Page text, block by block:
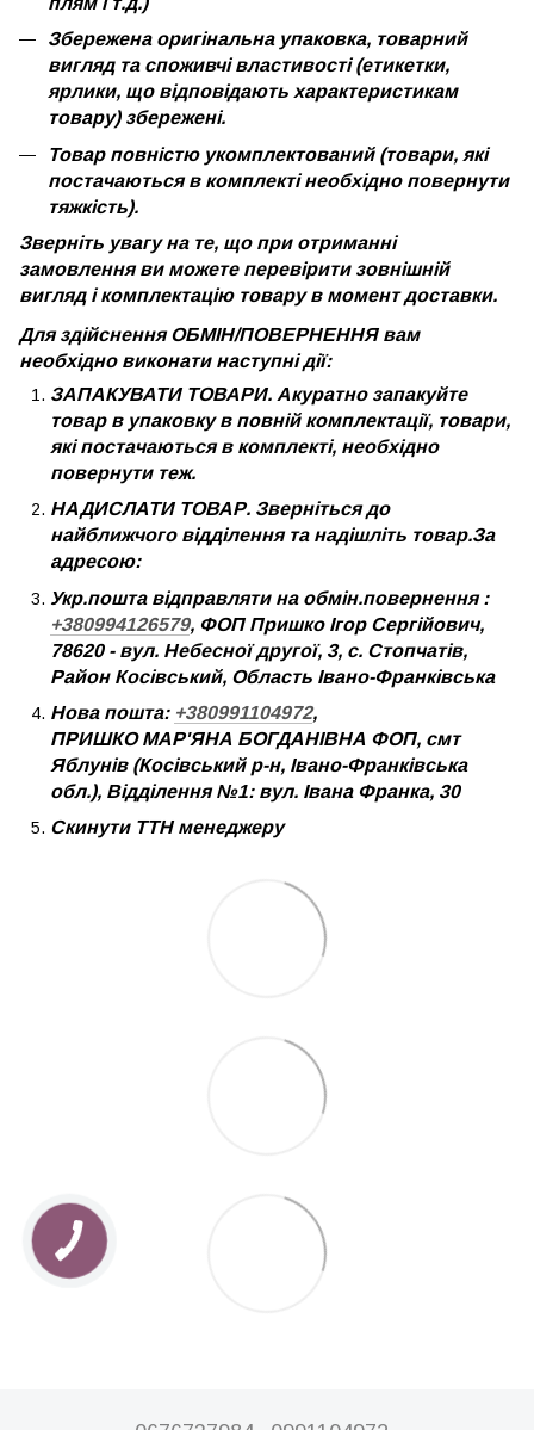
Збережена оригінальна упаковка, товарний
вигляд та споживчі властивості (етикетки,
ярлики, що відповідають характеристикам
товару) збережені.
Товар повністю укомплектований (товари, які
постачаються в комплекті необхідно повернути
тяжкість).
Зверніть увагу на те, що при отриманні
замовлення ви можете перевірити зовнішній
вигляд і комплектацію товару в момент доставки.
Для здійснення ОБМІН/ПОВЕРНЕННЯ вам
необхідно виконати наступні дії:
ЗАПАКУВАТИ ТОВАРИ. Акуратно запакуйте
товар в упаковку в повній комплектації, товари,
які постачаються в комплекті, необхідно
повернути теж.
НАДИСЛАТИ ТОВАР. Зверніться до
найближчого відділення та надішліть товар.За
адресою:
Укр.пошта відправляти на обмін.повернення :
+380994126579, ФОП Пришко Ігор Сергійович,
78620 - вул. Небесної другої, 3, с. Стопчатів,
Район Косівський, Область Івано-Франківська
Нова пошта: +380991104972,
ПРИШКО МАР'ЯНА БОГДАНІВНА ФОП, смт
Яблунів (Косівський р-н, Івано-Франківська
обл.), Відділення №1: вул. Івана Франка, 30
Скинути ТТН менеджеру